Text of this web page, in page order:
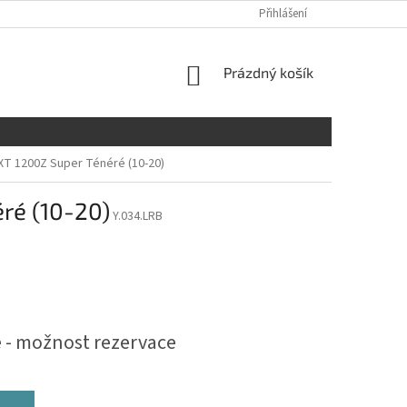
Přihlášení
NÁKUPNÍ
Prázdný košík
XT 1200Z Super Ténéré (10-20)
(10-20) Y.034.LRB
možnost rezervace